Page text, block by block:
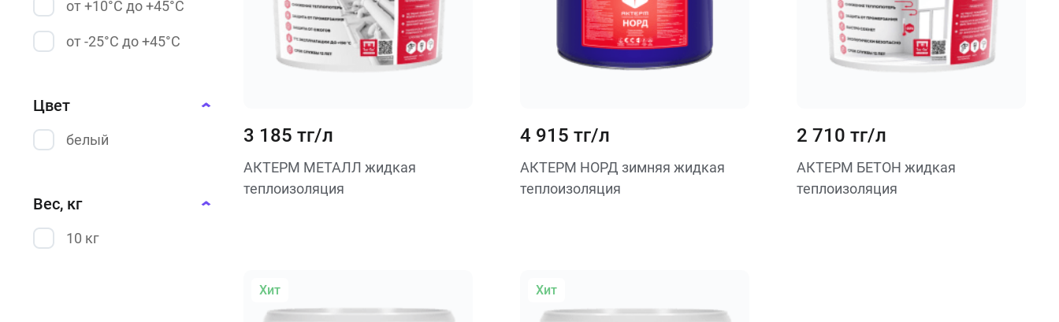
от +10°С до +45°С
от -25°С до +45°С
Цвет
белый
Вес, кг
10 кг
3 185 тг/л
АКТЕРМ МЕТАЛЛ жидкая
теплоизоляция
4 915 тг/л
АКТЕРМ НОРД зимняя жидкая
теплоизоляция
2 710 тг/л
АКТЕРМ БЕТОН жидкая
теплоизоляция
Хит Хит